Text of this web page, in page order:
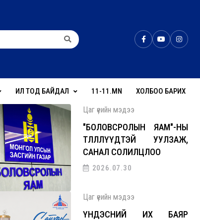
ИЛ ТОД БАЙДАЛ 11-11.MN ХОЛБОО БАРИХ
Цаг үеийн мэдээ
"БОЛОВСРОЛЫН ЯАМ"-НЫ
ТӨЛӨӨЛЛҮҮДТЭЙ УУЛЗАЖ,
САНАЛ СОЛИЛЦЛОО
2026.07.30
Цаг үеийн мэдээ
ҮНДЭСНИЙ ИХ БАЯР